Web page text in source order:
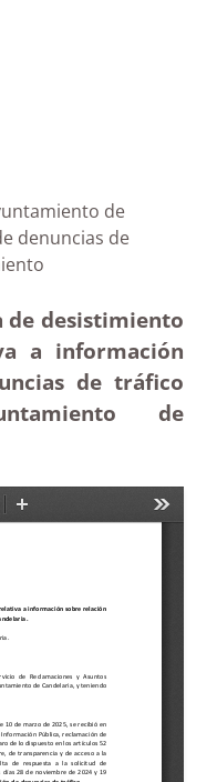
de
denuncias de
de desistimiento
a información
de tráfico
de